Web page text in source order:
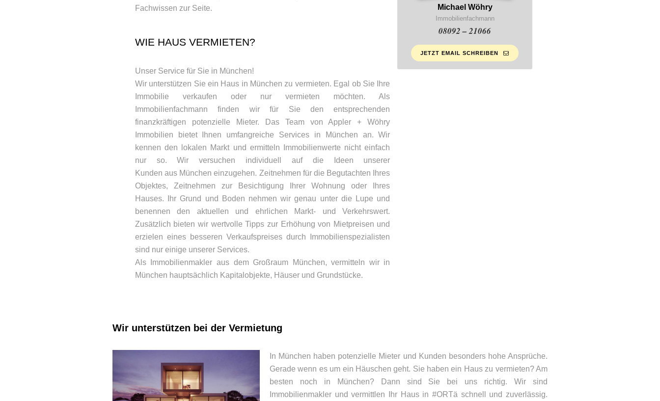
Fachwissen zur Seite.
WIE HAUS VERMIETEN?
Unser Service für Sie in München!
Wir unterstützen Sie ein Haus in München zu vermieten. Egal ob Sie Ihre
Immobilie verkaufen oder nur vermieten möchten. Als
Immobilienfachmann finden wir für Sie den entsprechenden
finanzkräftigen potenzielle Mieter. Das Team von Appler + Wöhry
Immobilien bietet Ihnen umfangreiche Services in München an. Wir
kennen den lokalen Markt und ermitteln Immobilienwerte nicht einfach
nur so. Wir versuchen individuell auf die Ideen unserer
Kunden aus München einzugehen. Zeitnehmen für die Begutachten Ihres
Objektes, Zeitnehmen zur Besichtigung Ihrer Wohnung oder Ihres
Hauses. Ihr Grund und Boden nehmen wir genau unter die Lupe und
benennen den aktuellen und ehrlichen Markt- und Verkehrswert.
Zusätzlich bieten wir wertvolle Tipps zur Erhöhung von Mietpreisen und
erzielen eines besseren Verkaufspreises durch Immobilienspezialisten
sind nur einige unserer Services.
Als Immobilienmakler aus dem Großraum München, vermitteln wir in
München hauptsächlich Kapitalobjekte, Häuser und Grundstücke.
Michael Wöhry
Immobilienfachmann
08092 – 21066
JETZT EMAIL SCHREIBEN
Wir unterstützen bei der Vermietung
In München haben potenzielle Mieter und Kunden besonders hohe Ansprüche.
Gerade wenn es um ein Häuschen geht. Sie haben ein Haus zu vermieten? Am
besten noch in München? Dann sind Sie bei uns richtig. Wir sind
Immobilienmakler und vermittlen Ihr Haus in #ORTä schnell und zuverlässig.